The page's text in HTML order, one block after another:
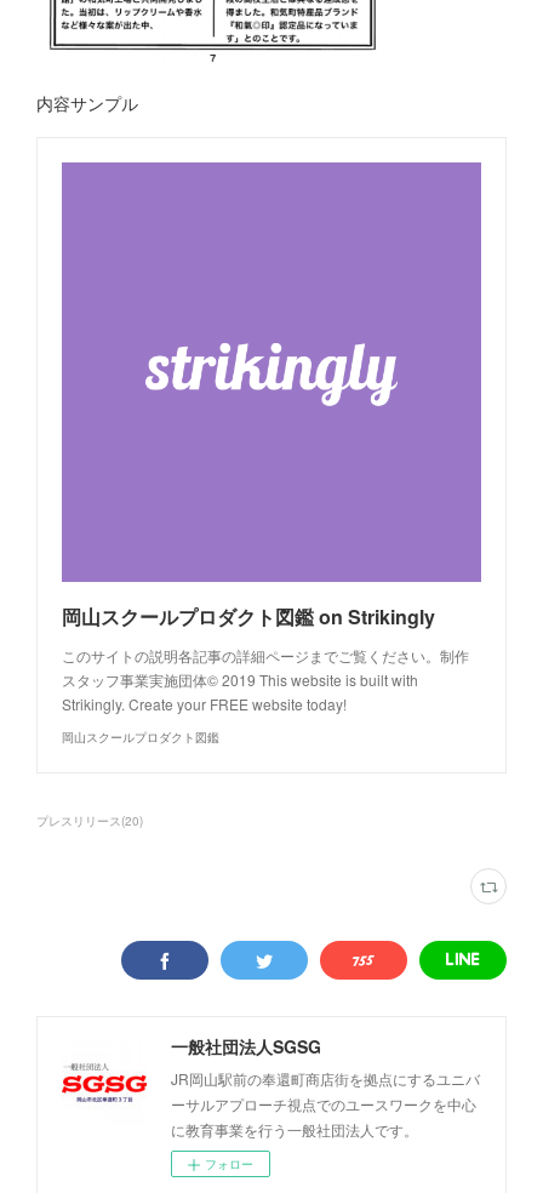
内容サンプル
岡山スクールプロダクト図鑑 on Strikingly
このサイトの説明各記事の詳細ページまでご覧ください。制作
スタッフ事業実施団体© 2019 This website is built with
Strikingly. Create your FREE website today!
岡山スクールプロダクト図鑑
プレスリリース(20)
一般社団法人SGSG
JR岡山駅前の奉還町商店街を拠点にするユニバ
ーサルアプローチ視点でのユースワークを中心
に教育事業を行う一般社団法人です。
フォロー